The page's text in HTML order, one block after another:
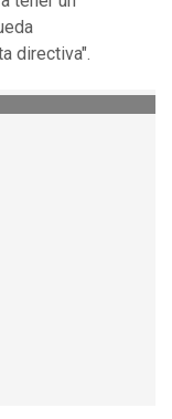
directiva".